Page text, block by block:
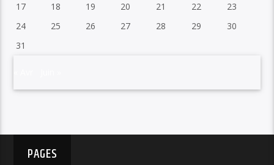
17
18 19 20 21 22
23
24
25 26 27 28 29
30
31
PAGES